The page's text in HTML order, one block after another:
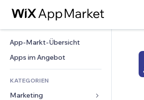
App-Markt-Übersicht
Apps im Angebot
KATEGORIEN
Marketing